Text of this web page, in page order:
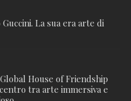
La sua era arte di
House of Friendship
tra arte immersiva e